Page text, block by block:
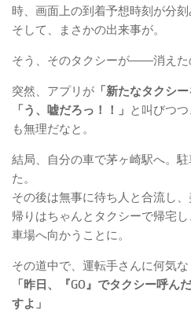
時、画面上の到着予想時刻が分刻
そして、まさかの出来事が。
そう、そのタクシーが――消えた
突然、アプリが 「新たなタクシ
「う、嘘だろっ！！」 と叫びつ
も無理だなと。
結局、自分の車で茅ヶ崎駅へ。
た。
その後は無事に待ち人と合流し、
帰りはちゃんとタクシーで帰宅
車場へ向かうことに。
その道中で、運転手さんに何気な
「昨日、『GO』でタクシー呼ん
すよ」